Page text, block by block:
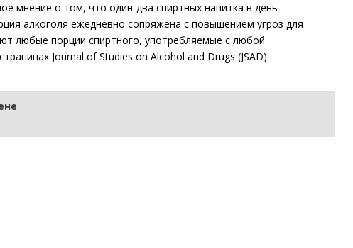
мнение о том, что один-два спиртных напитка в день
алкоголя ежедневно сопряжена с повышением угроз для
любые порции спиртного, употребляемые с любой
Journal of Studies on Alcohol and Drugs (JSAD).